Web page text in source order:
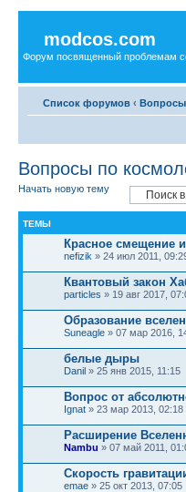
modcos.com
Форум посвященный проблемам
Список форумов ‹ Вопросы
Вопросы по
Начать новую тему
ТЕМЫ
Красное смещение
nefizik » 24 июл 2011,
Квантовый закон
particles » 19 авг 2017,
Образование
Suneagle » 07 мар 2016,
белые дыры
Danil » 25 янв 2015, 11:15
Вопрос от
Ignat » 23 мар 2013, 02:18
Расширение
Nambu » 07 май 2011,
Скорость
emae » 25 окт 2013, 07:05